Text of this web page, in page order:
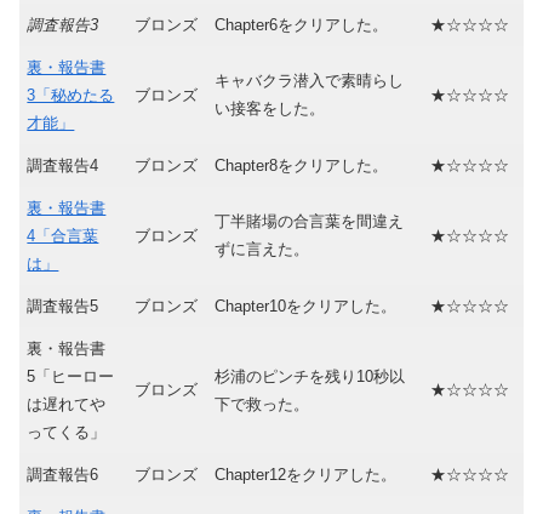
調査報告3 ブロンズ Chapter6をクリアした。 ★☆☆☆☆
裏・報告書
3「秘めたる
才能」
ブロンズ
キャバクラ潜入で素晴らし
い接客をした。
★☆☆☆☆
調査報告4 ブロンズ Chapter8をクリアした。 ★☆☆☆☆
裏・報告書
4「合言葉
は」
ブロンズ
丁半賭場の合言葉を間違え
ずに言えた。
★☆☆☆☆
調査報告5 ブロンズ Chapter10をクリアした。 ★☆☆☆☆
裏・報告書
5「ヒーロー
は遅れてや
ってくる」
ブロンズ
杉浦のピンチを残り10秒以
下で救った。
★☆☆☆☆
調査報告6 ブロンズ Chapter12をクリアした。 ★☆☆☆☆